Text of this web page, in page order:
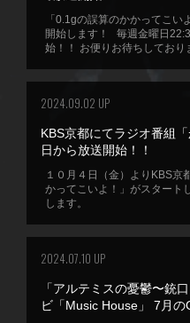
「0.1gの誤算のかかってこ
開始します！ 毎週金曜日
始！！ お便りお待ちしており
2024.09.02 UP
KBS京都にてラジオ番組
日から放送開始！！
１０月４日（金）よりKBS京
かってこいよ！」がスタート
します。
2024.07.10 UP
「アルテミスの憂鬱〜銃
ビ「Music House」 7月